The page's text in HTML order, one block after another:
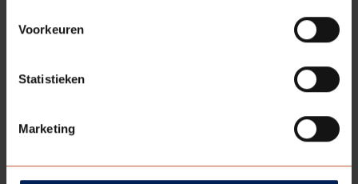
Voorkeuren
Statistieken
Marketing
DOWNLOADS